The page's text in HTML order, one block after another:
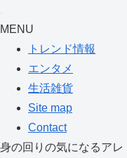
MENU
トレンド情報
エンタメ
生活雑貨
Site map
Contact
身の回りの気になるア